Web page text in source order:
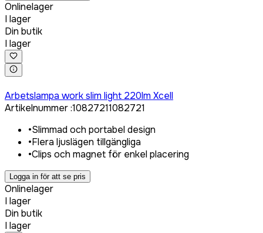
Onlinelager
I lager
Din butik
I lager
Arbetslampa work slim light 220lm Xcell
Artikelnummer:10827211082721
•Slimmad och portabel design
•Flera ljuslägen tillgängliga
•Clips och magnet för enkel placering
Logga in för att se pris
Onlinelager
I lager
Din butik
I lager